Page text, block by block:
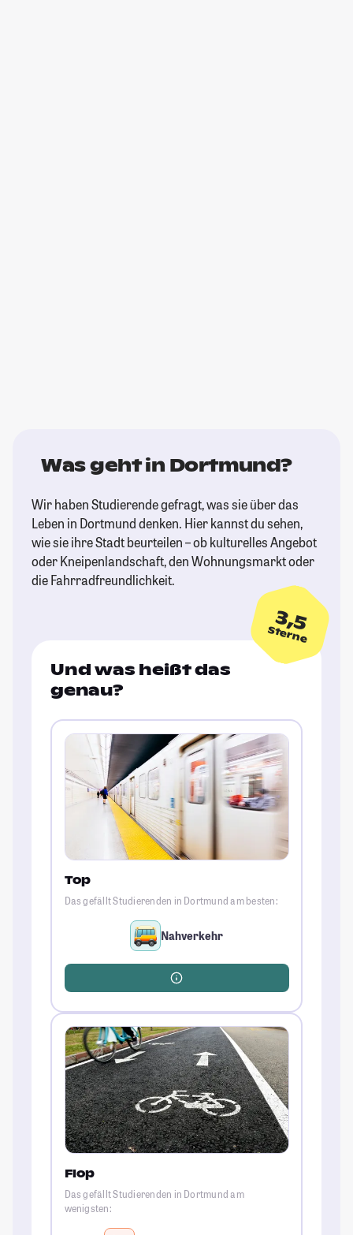
Was geht in Dortmund?
Wir haben Studierende gefragt, was sie über das
Leben in Dortmund denken. Hier kannst du sehen,
wie sie ihre Stadt beurteilen – ob kulturelles Angebot
oder Kneipenlandschaft, den Wohnungsmarkt oder
die Fahrradfreundlichkeit.
3,5
Sterne
Und was heißt das
genau?
Top
Das gefällt Studierenden in Dortmund am besten:
Nahverkehr
Flop
Das gefällt Studierenden in Dortmund am
wenigsten: